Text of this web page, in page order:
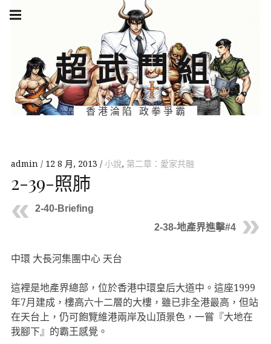
Skip
超武鬥組
香港淪陷 政拳爭霸
navigation
admin 12 8 月, 2013 小說, 第二章：愛家共融
2-39-照肺
2-40-Briefing
2-38-地產界進擊#4
中環 大長河集團中心 天台
這裡是地產界總部，位於香港中環皇后大道中。這座1999
年7月建成，樓高六十二層的大樓，雖已非全港最高，但站
在天台上，仍可飽覽維港兩岸及山頂景色，一嘗『大地在
我腳下』的霸王感覺。